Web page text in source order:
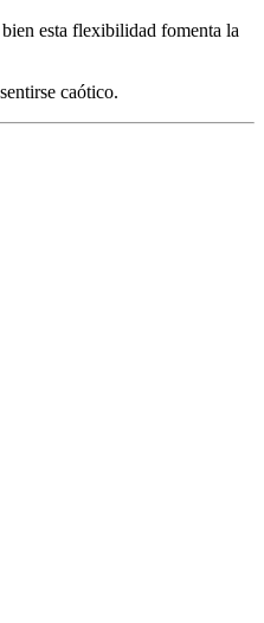
esta flexibilidad fomenta la
caótico.